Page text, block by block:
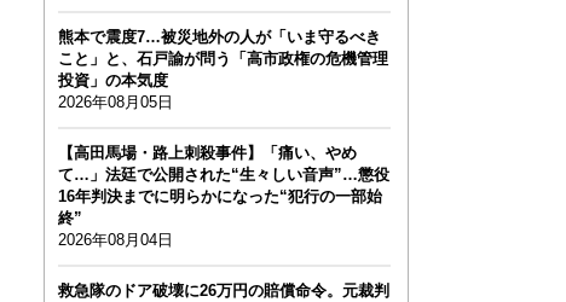
熊本で震度7…被災地外の人が「いま守るべき
こと」と、石戸諭が問う「高市政権の危機管理
投資」の本気度
2026年08月05日
【高田馬場・路上刺殺事件】「痛い、やめ
て…」法廷で公開された“生々しい音声”…懲役
16年判決までに明らかになった“犯行の一部始
終”
2026年08月04日
救急隊のドア破壊に26万円の賠償命令。元裁判